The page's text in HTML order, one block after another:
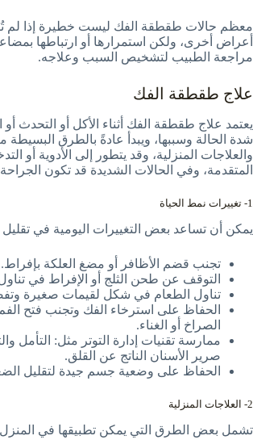
معظم حالات طقطقة الفك ليست خطيرة إذا لم
أعراض أخرى، ولكن استمرارها أو ارتباطها
مراجعة الطبيب لتشخيص السبب وعلاجه.
علاج طقطقة الفك
يعتمد علاج طقطقة الفك أثناء الأكل أو التحدث أو
شدة الحالة وسببها، ويبدأ عادةً بالطرق البسيطة
والعلاجات المنزلية، وقد يتطور إلى الأدوية أو
المتقدمة، وفي الحالات الشديدة قد تكون
1- تغييرات نمط الحياة
يمكن أن تساعد بعض التغييرات اليومية في
تجنب قضم الأظافر أو مضغ العلكة بإفراط.
التوقف عن طحن الثلج أو الإفراط في
تناول الطعام في شكل لقيمات صغيرة
الحفاظ على استرخاء الفك وتجنب فتح
الصراخ أو الغناء.
ممارسة تقنيات إدارة التوتر مثل: التأمل
صرير الأسنان الناتج عن القلق.
الحفاظ على وضعية جسم جيدة لتقليل
2- العلاجات المنزلية
تشمل بعض الطرق التي يمكن تطبيقها في المنزل